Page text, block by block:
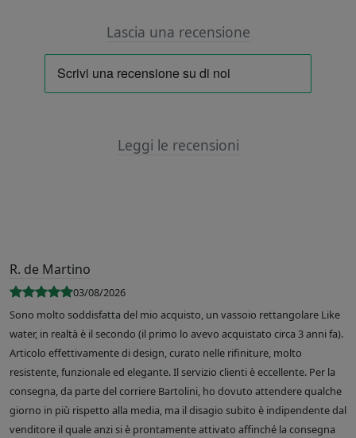
Lascia una recensione
Leggi le recensioni
R. de Martino
03/08/2026
Sono molto soddisfatta del mio acquisto, un vassoio rettangolare Like
water, in realtà è il secondo (il primo lo avevo acquistato circa 3 anni fa).
Articolo effettivamente di design, curato nelle rifiniture, molto
resistente, funzionale ed elegante. Il servizio clienti è eccellente. Per la
consegna, da parte del corriere Bartolini, ho dovuto attendere qualche
giorno in più rispetto alla media, ma il disagio subito è indipendente dal
venditore il quale anzi si è prontamente attivato affinché la consegna